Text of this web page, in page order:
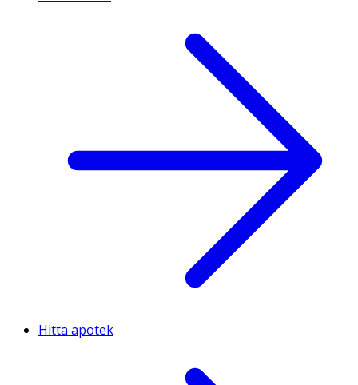
Hitta apotek